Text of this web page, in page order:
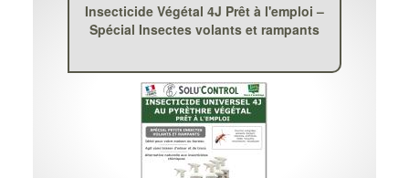
Insecticide Végétal 4J Prêt à l'emploi –
Spécial Insectes volants et rampants